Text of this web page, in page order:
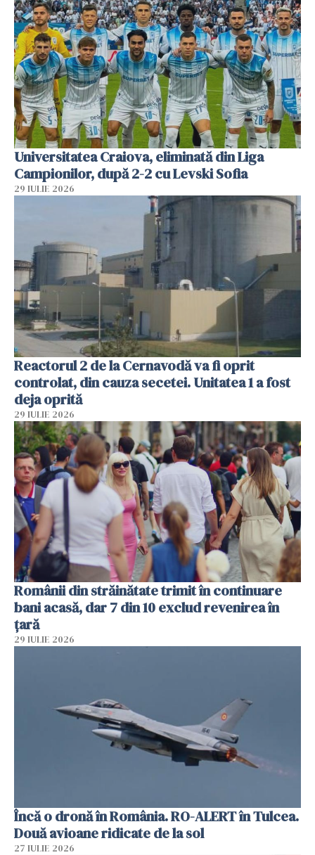
Universitatea Craiova, eliminată din Liga
Campionilor, după 2-2 cu Levski Sofia
29 IULIE 2026
Reactorul 2 de la Cernavodă va fi oprit
controlat, din cauza secetei. Unitatea 1 a fost
deja oprită
29 IULIE 2026
Românii din străinătate trimit în continuare
bani acasă, dar 7 din 10 exclud revenirea în
țară
29 IULIE 2026
Încă o dronă în România. RO-ALERT în Tulcea.
Două avioane ridicate de la sol
27 IULIE 2026